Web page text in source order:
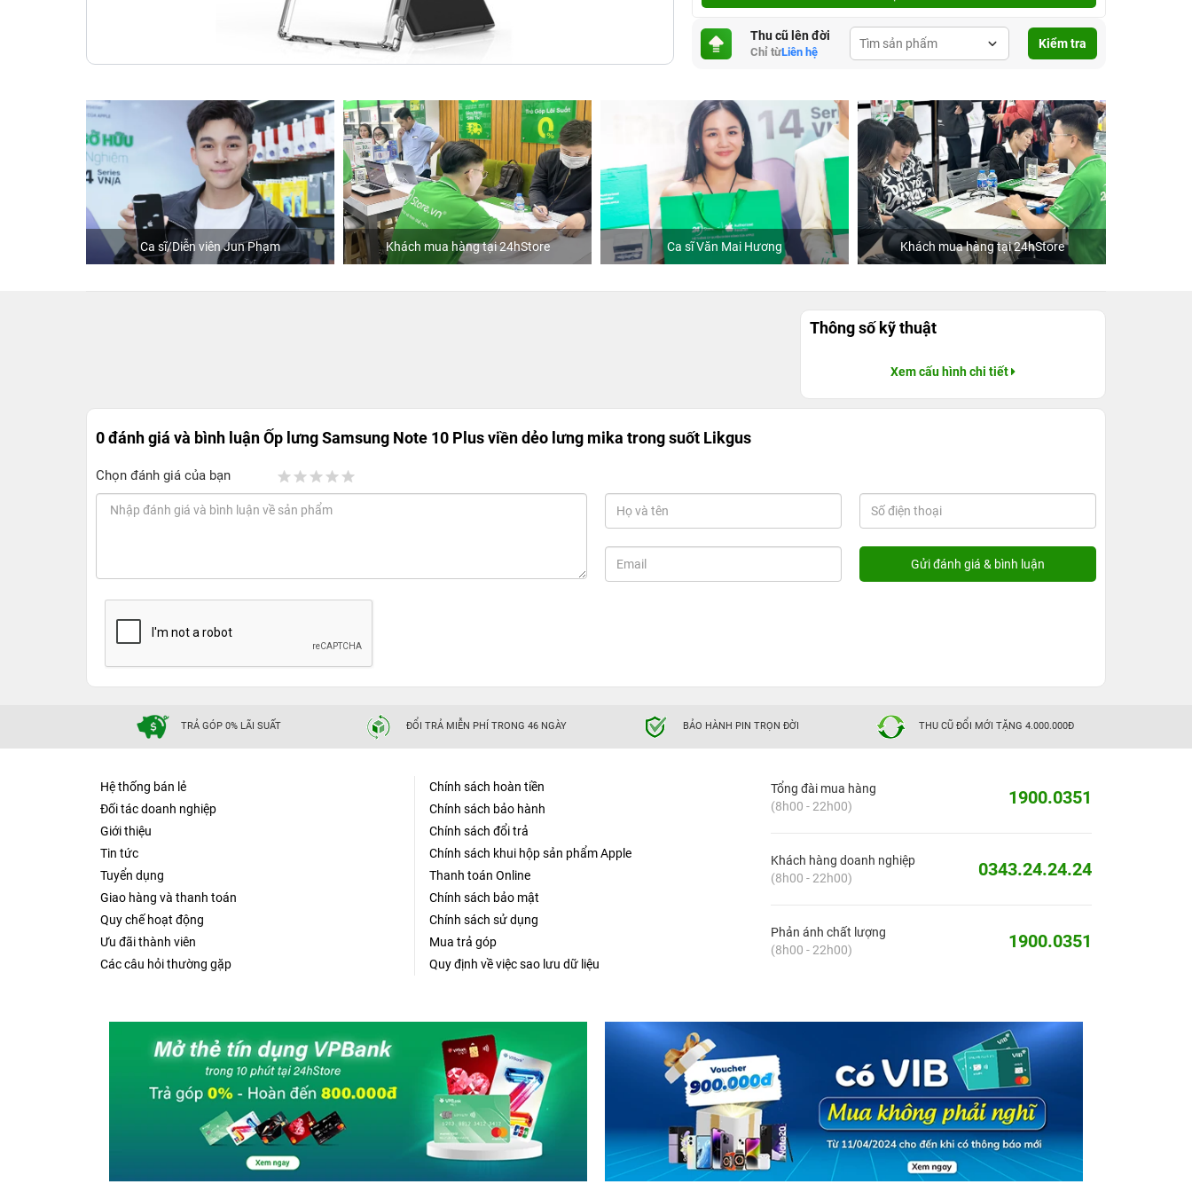
Thu cũ lên đời
Chỉ từLiên hệ
Kiểm tra
Ca sĩ/Diễn viên Jun Phạm Khách mua hàng tại 24hStore Ca sĩ Văn Mai Hương Khách mua hàng tại 24hStore Hoa hậu Tiểu Vy
Thông số kỹ thuật
Xem cấu hình chi tiết
0 đánh giá và bình luậnỐp lưng Samsung Note 10 Plus viền dẻo lưng mika trong suốt Likgus
Chọn đánh giá của bạn
TRẢ GÓP 0% LÃI SUẤT ĐỔI TRẢ MIỄN PHÍ TRONG 46 NGÀY BẢO HÀNH PIN TRỌN ĐỜI THU CŨ ĐỔI MỚI TẶNG 4.000.000Đ
Hệ thống bán lẻ
Đối tác doanh nghiệp
Giới thiệu
Tin tức
Tuyển dụng
Giao hàng và thanh toán
Quy chế hoạt động
Ưu đãi thành viên
Các câu hỏi thường gặp
Chính sách hoàn tiền
Chính sách bảo hành
Chính sách đổi trả
Chính sách khui hộp sản phẩm Apple
Thanh toán Online
Chính sách bảo mật
Chính sách sử dụng
Mua trả góp
Quy định về việc sao lưu dữ liệu
Tổng đài mua hàng
(8h00 - 22h00)
1900.0351
Khách hàng doanh nghiệp
(8h00 - 22h00)
0343.24.24.24
Phản ánh chất lượng
(8h00 - 22h00)
1900.0351